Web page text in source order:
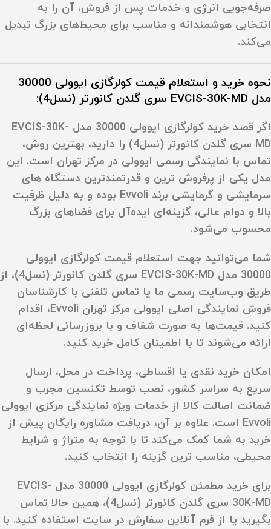
صرفه‌جویی انرژی و خدمات پس از فروش، آن را به
انتخابی هوشمندانه و مناسب برای محیط‌های بزرگ تبدیل
می‌کند.
نحوه خرید و استعلام قیمت کولرگازی ایوولی 30000
مدل EVCIS-30K-MD سری گلدن کانورتر (نسل4):
اگر قصد خرید کولرگازی ایوولی 30000 مدل EVCIS-30K-
MD سری گلدن کانورتر (نسل4) را دارید، بهترین روش،
تماس با نمایندگی رسمی ایوولی در مرکز تهران است. این
مدل یکی از پرفروش‌ ترین و قدرتمندترین دستگاه‌ های
سرمایشی و گرمایشی برند Evvoli بوده و به‌ دلیل ظرفیت
بالا و دوام عالی، گزینه‌ای ایده‌آل برای فضاهای بزرگ
محسوب می‌شود.
شما می‌توانید جهت استعلام قیمت کولرگازی ایوولی
30000 مدل EVCIS-30K-MD سری گلدن کانورتر (نسل4)، از
طریق وب‌سایت رسمی ما یا تماس تلفنی با کارشناسان
فروش نمایندگی اصلی ایوولی مرکز تهران Evvoli، اقدام
کنید. قیمت‌ها به‌ صورت شفاف و با بروزرسانی لحظه‌ای
ارائه می‌شوند تا با اطمینان کامل خرید کنید.
امکان خرید نقدی یا اقساطی، پرداخت در محل، ارسال
سریع به سراسر کشور، نصب توسط تکنسین مجرب و
ضمانت اصالت کالا از خدمات ویژه نمایندگی مرکزی ایوولی
Evvoli است. علاوه بر آن، دریافت مشاوره رایگان پیش از
خرید به شما کمک می‌کند تا با توجه به متراژ و شرایط
محیطی، مناسب‌ ترین گزینه را انتخاب کنید.
برای خرید مطمئن کولرگازی ایوولی 30000 مدل EVCIS-
30K-MD سری گلدن کانورتر (نسل4)، همین حالا تماس
بگیرید یا از فرم آنلاین سفارش در سایت استفاده کنید. با